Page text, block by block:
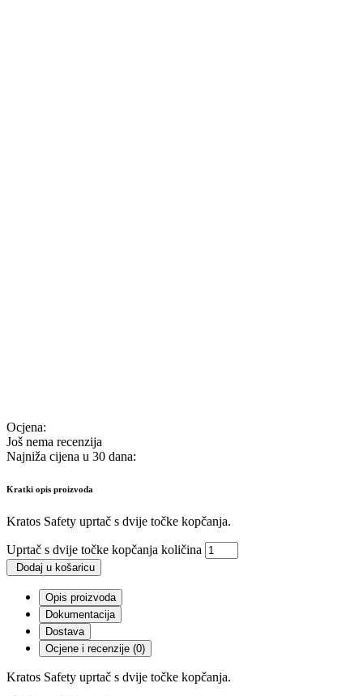
Ocjena:
Još nema recenzija
Najniža cijena u 30 dana:
Kratki opis proizvoda
Kratos Safety uprtač s dvije točke kopčanja.
Uprtač s dvije točke kopčanja količina
Dodaj u košaricu
Opis proizvoda
Dokumentacija
Dostava
Ocjene i recenzije (0)
Kratos Safety uprtač s dvije točke kopčanja.